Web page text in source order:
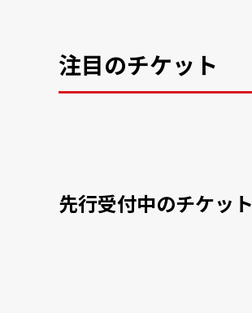
注目のチケット
先行受付中のチケット